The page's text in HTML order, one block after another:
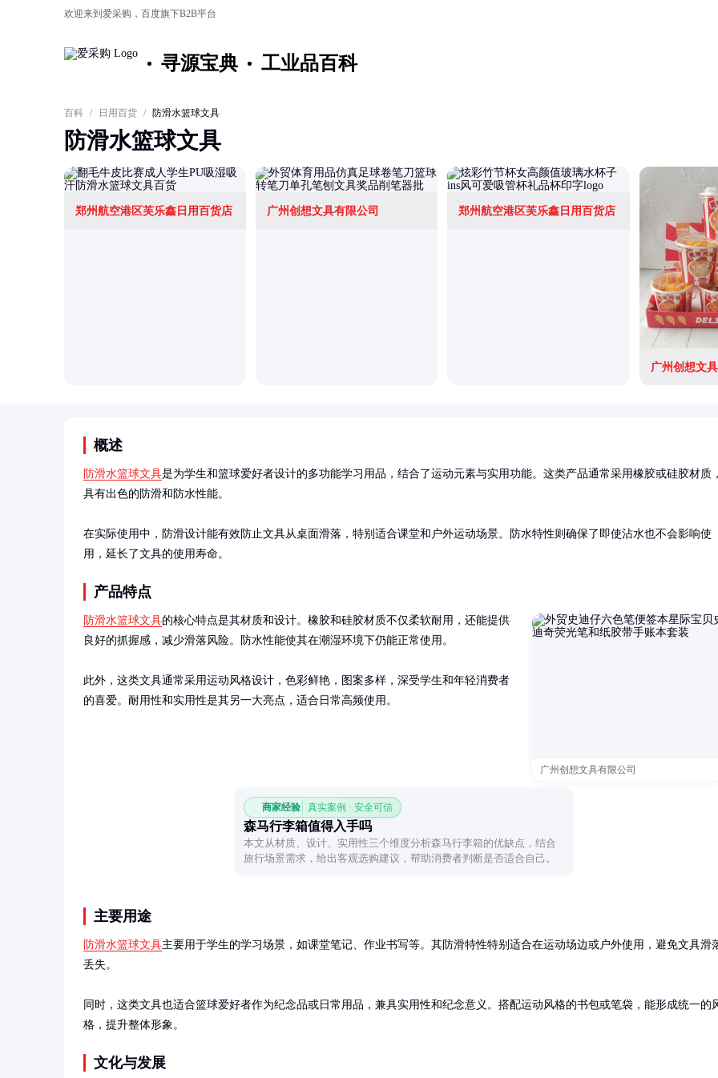
欢迎来到爱采购，百度旗下B2B平台
寻源宝典 工业品百科
百科 / 日用百货 / 防滑水篮球文具
防滑水篮球文具
郑州航空港区芙乐鑫日用百货店 广州创想文具有限公司 郑州航空港区芙乐鑫日用百货店
广州创想文
概述
防滑水篮球文具是为学生和篮球爱好者设计的多功能学习用品，结合了运动元素与实用功能。这类产品通常采用橡胶或硅胶材质
具有出色的防滑和防水性能。
在实际使用中，防滑设计能有效防止文具从桌面滑落，特别适合课堂和户外运动场景。防水特性则确保了即使沾水也不会影响使
用，延长了文具的使用寿命。
产品特点
广州创想文具有限公司
防滑水篮球文具的核心特点是其材质和设计。橡胶和硅胶材质不仅柔软耐用，还能提供
良好的抓握感，减少滑落风险。防水性能使其在潮湿环境下仍能正常使用。
此外，这类文具通常采用运动风格设计，色彩鲜艳，图案多样，深受学生和年轻消费者
的喜爱。耐用性和实用性是其另一大亮点，适合日常高频使用。
商家经验 真实案例 · 安全可信
森马行李箱值得入手吗
本文从材质、设计、实用性三个维度分析森马行李箱的优缺点，结合
旅行场景需求，给出客观选购建议，帮助消费者判断是否适合自己。
主要用途
防滑水篮球文具主要用于学生的学习场景，如课堂笔记、作业书写等。其防滑特性特别适合在运动场边或户外使用，避免文具滑
丢失。
同时，这类文具也适合篮球爱好者作为纪念品或日常用品，兼具实用性和纪念意义。搭配运动风格的书包或笔袋，能形成统一的
格，提升整体形象。
文化与发展